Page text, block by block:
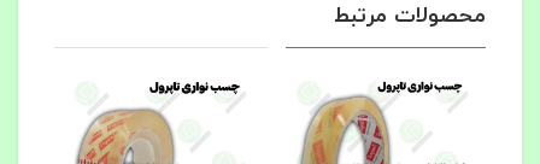
محصولات مرتبط